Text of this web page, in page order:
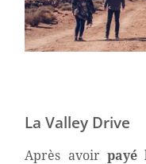
La Valley Drive
Après avoirpayé